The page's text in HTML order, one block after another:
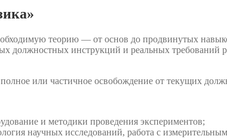
теорию — от основ до продвинутых
должностных инструкций и реальных требований
или частичное освобождение от текущих
и методики проведения экспериментов;
научных исследований, работа с